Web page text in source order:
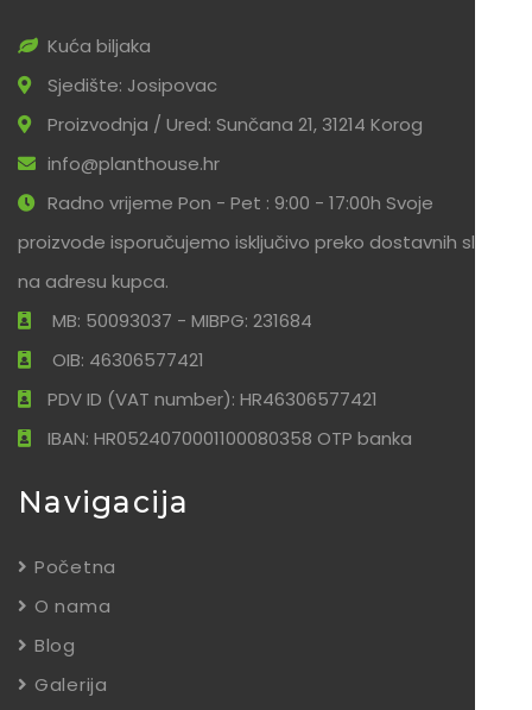
Kuća biljaka
Sjedište: Josipovac
Proizvodnja / Ured: Sunčana 21, 31214 Korog
info@planthouse.hr
Radno vrijeme Pon - Pet : 9:00 - 17:00h Svoje
proizvode isporučujemo isključivo preko dostavnih službi
na adresu kupca.
MB: 50093037 - MIBPG: 231684
OIB: 46306577421
PDV ID (VAT number): HR46306577421
IBAN: HR0524070001100080358 OTP banka
Navigacija
Početna
O nama
Blog
Galerija